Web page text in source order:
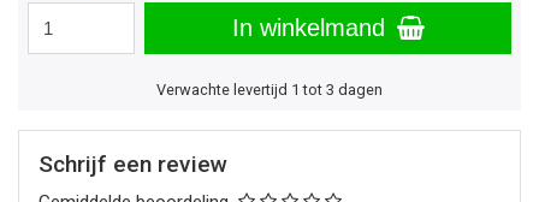
In winkelmand
Verwachte levertijd 1 tot 3 dagen
Schrijf een review